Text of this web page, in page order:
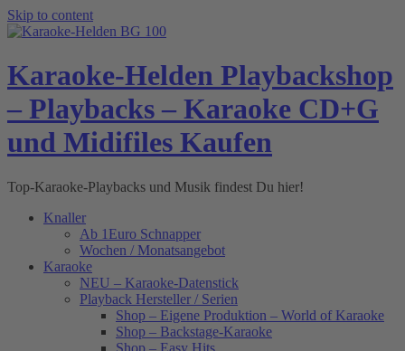
Skip to content
Karaoke-Helden Playbackshop
– Playbacks – Karaoke CD+G
und Midifiles Kaufen
Top-Karaoke-Playbacks und Musik findest Du hier!
Knaller
Ab 1Euro Schnapper
Wochen / Monatsangebot
Karaoke
NEU – Karaoke-Datenstick
Playback Hersteller / Serien
Shop – Eigene Produktion – World of Karaoke
Shop – Backstage-Karaoke
Shop – Easy Hits